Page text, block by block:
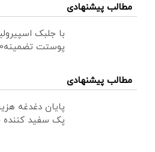
مطالب پیشنهادی
با جلبک
پوستت تضمینه50%تخفیف
مطالب پیشنهادی
پایان دغدغه
پک سفید کننده